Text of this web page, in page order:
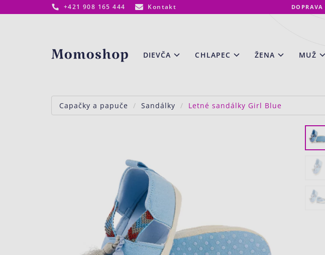
+421 908 165 444 Kontakt
www.momoshop.sk DIEVČA CHLAPEC ŽENA MUŽ
Capačky a papuče Sandálky Letné sandálky Girl Blue